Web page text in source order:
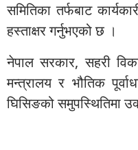
समितिका तर्फबाट
हस्ताक्षर गर्नुभएको छ ।
नेपाल सरकार, सहरी
मन्त्रालय र भौतिक
घिसिङको समुपस्थितिमा